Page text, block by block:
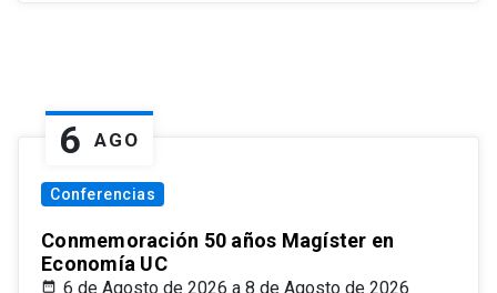
6 AGO
Conferencias
Conmemoración 50 años Magíster en
Economía UC
6 de Agosto de 2026 a 8 de Agosto de 2026